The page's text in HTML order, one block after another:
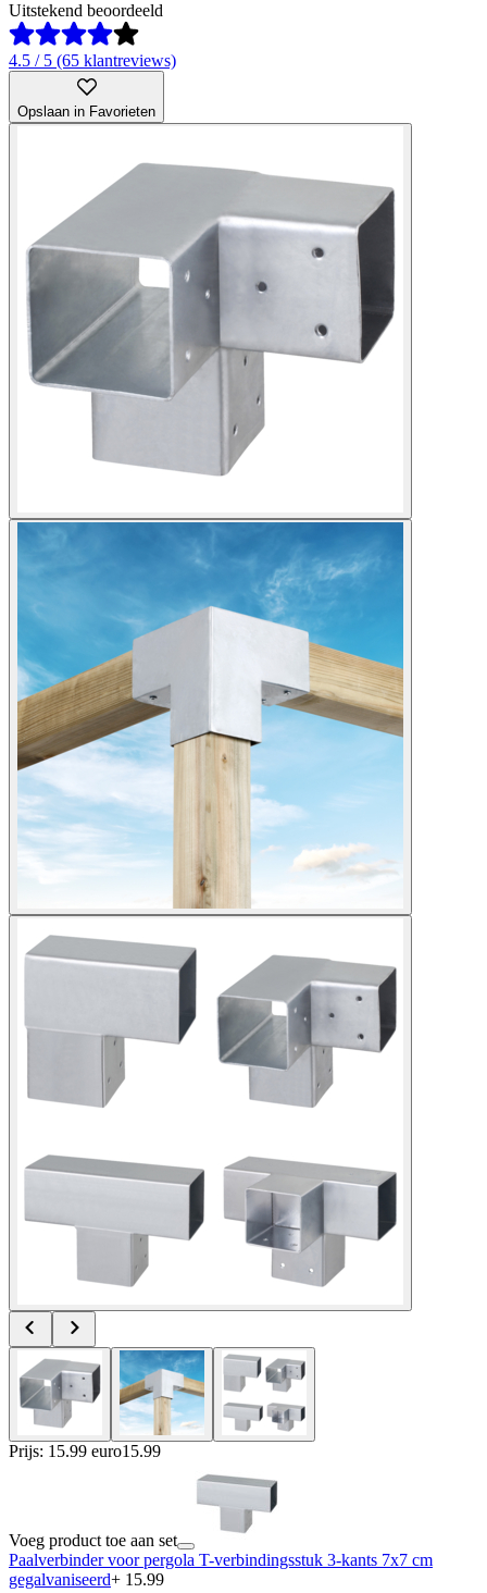
Uitstekend beoordeeld
4.5 / 5 (65 klantreviews)
Opslaan in Favorieten
Prijs: 15.99 euro15.99
Voeg product toe aan set
Paalverbinder voor pergola T-verbindingsstuk 3-kants 7x7 cm
gegalvaniseerd+ 15.99